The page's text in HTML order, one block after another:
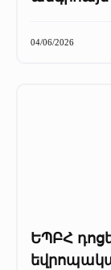
04/06/2026
ԵՊԲՀ